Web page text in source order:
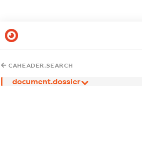
CAHEADER.SEARCH
document.dossier